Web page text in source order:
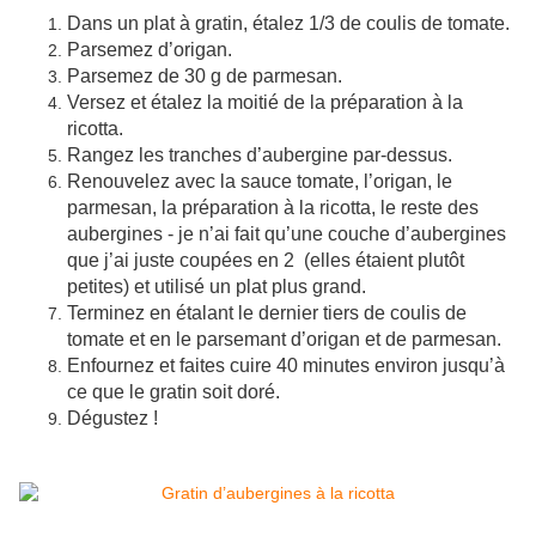
Dans un plat à gratin, étalez 1/3 de coulis de tomate.
Parsemez d’origan.
Parsemez de 30 g de parmesan.
Versez et étalez la moitié de la préparation à la
ricotta.
Rangez les tranches d’aubergine par-dessus.
Renouvelez avec la sauce tomate, l’origan, le
parmesan, la préparation à la ricotta, le reste des
aubergines - je n’ai fait qu’une couche d’aubergines
que j’ai juste coupées en 2 (elles étaient plutôt
petites) et utilisé un plat plus grand.
Terminez en étalant le dernier tiers de coulis de
tomate et en le parsemant d’origan et de parmesan.
Enfournez et faites cuire 40 minutes environ jusqu’à
ce que le gratin soit doré.
Dégustez !